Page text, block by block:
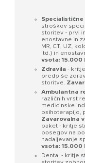
stroškov
storitev - prvi
enostavne in
MR, CT, UZ,
itd.) in
vsota: 15.000
Zdravila -
predpiše
storitve.
Ambulantna
različnih vrst
medicinske
psihoterapijo,
Zavarovalna
paket - kritje
posegov na
nadaljevanje
vsota: 15.000
Dental - kritje